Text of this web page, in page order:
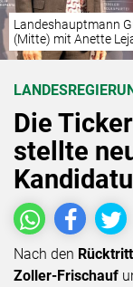
Landeshauptmann
(Mitte) mit Anette
Die
stellte
Nach den
Zoller-Frischauf